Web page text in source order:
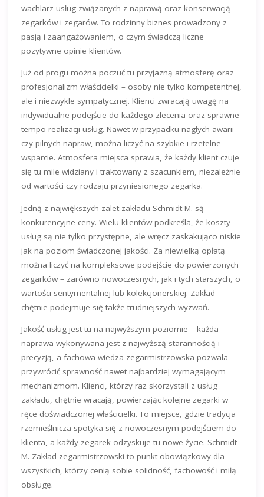
wachlarz usług związanych z naprawą oraz konserwacją
zegarków i zegarów. To rodzinny biznes prowadzony z
pasją i zaangażowaniem, o czym świadczą liczne
pozytywne opinie klientów.
Już od progu można poczuć tu przyjazną atmosferę oraz
profesjonalizm właścicielki – osoby nie tylko kompetentnej,
ale i niezwykle sympatycznej. Klienci zwracają uwagę na
indywidualne podejście do każdego zlecenia oraz sprawne
tempo realizacji usług. Nawet w przypadku nagłych awarii
czy pilnych napraw, można liczyć na szybkie i rzetelne
wsparcie. Atmosfera miejsca sprawia, że każdy klient czuje
się tu mile widziany i traktowany z szacunkiem, niezależnie
od wartości czy rodzaju przyniesionego zegarka.
Jedną z największych zalet zakładu Schmidt M. są
konkurencyjne ceny. Wielu klientów podkreśla, że koszty
usług są nie tylko przystępne, ale wręcz zaskakująco niskie
jak na poziom świadczonej jakości. Za niewielką opłatą
można liczyć na kompleksowe podejście do powierzonych
zegarków – zarówno nowoczesnych, jak i tych starszych, o
wartości sentymentalnej lub kolekcjonerskiej. Zakład
chętnie podejmuje się także trudniejszych wyzwań.
Jakość usług jest tu na najwyższym poziomie – każda
naprawa wykonywana jest z najwyższą starannością i
precyzją, a fachowa wiedza zegarmistrzowska pozwala
przywrócić sprawność nawet najbardziej wymagającym
mechanizmom. Klienci, którzy raz skorzystali z usług
zakładu, chętnie wracają, powierzając kolejne zegarki w
ręce doświadczonej właścicielki. To miejsce, gdzie tradycja
rzemieślnicza spotyka się z nowoczesnym podejściem do
klienta, a każdy zegarek odzyskuje tu nowe życie. Schmidt
M. Zakład zegarmistrzowski to punkt obowiązkowy dla
wszystkich, którzy cenią sobie solidność, fachowość i miłą
obsługę.